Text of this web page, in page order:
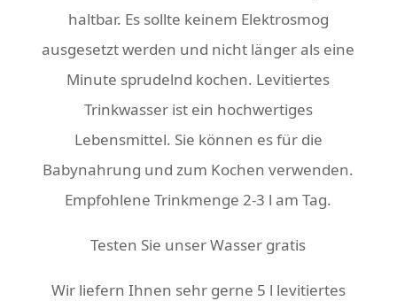
haltbar. Es sollte keinem Elektrosmog
ausgesetzt werden und nicht länger als eine
Minute sprudelnd kochen. Levitiertes
Trinkwasser ist ein hochwertiges
Lebensmittel. Sie können es für die
Babynahrung und zum Kochen verwenden.
Empfohlene Trinkmenge 2-3 l am Tag.
Testen Sie unser Wasser gratis
Wir liefern Ihnen sehr gerne 5 l levitiertes